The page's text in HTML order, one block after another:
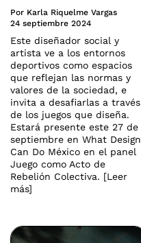
Por Karla Riquelme Vargas
24 septiembre 2024
Este diseñador social y
artista ve a los entornos
deportivos como espacios
que reflejan las normas y
valores de la sociedad, e
invita a desafiarlas a través
de los juegos que diseña.
Estará presente este 27 de
septiembre en What Design
Can Do México en el panel
Juego como Acto de
Rebelión Colectiva. [Leer
más]